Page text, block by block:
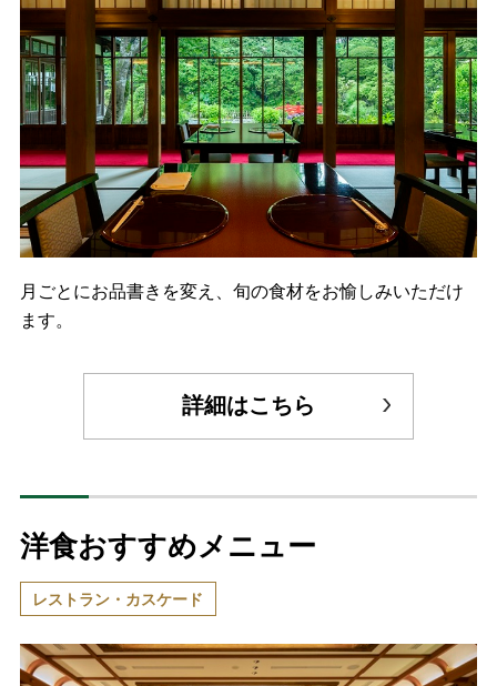
月ごとにお品書きを変え、旬の食材をお愉しみいただけ
ます。
詳細はこちら
洋食おすすめメニュー
レストラン・カスケード